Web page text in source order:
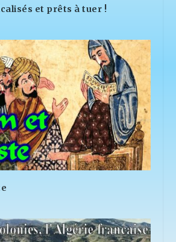
et prêts à tuer !